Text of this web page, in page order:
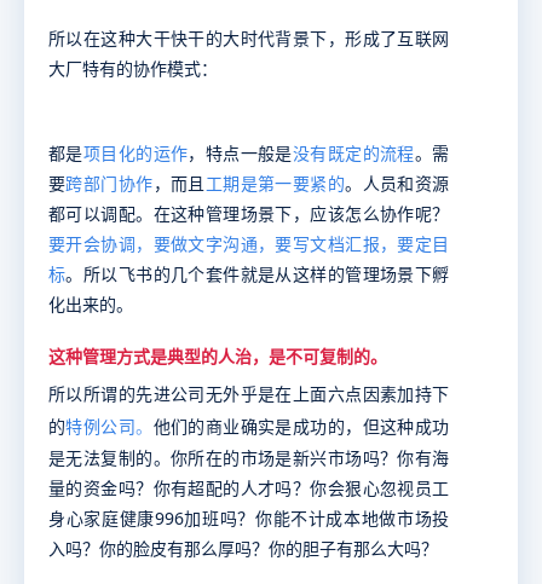
所以在这种大干快干的大时代背景下，形成了互联网
大厂特有的协作模式：
都是项目化的运作，特点一般是没有既定的流程。需
要跨部门协作，而且 工期是第一要紧的。人员和资源
都可以调配。在这种管理场景下，应该怎么协作呢？
要开会协调，要做文字沟通，要写文档汇报，要定目
标。所以飞书的几个套件就是从这样的管理场景下孵
化出来的。
这种管理方式是典型的人治，是不可复制的。
所以所谓的先进公司无外乎是在上面六点因素加持下
的特例公司。 他们的商业确实是成功的，但这种成功
是无法复制的。你所在的市场是新兴市场吗？你有海
量的资金吗？你有超配的人才吗？你会狠心忽视员工
身心家庭健康996加班吗？你能不计成本地做市场投
入吗？你的脸皮有那么厚吗？你的胆子有那么大吗？